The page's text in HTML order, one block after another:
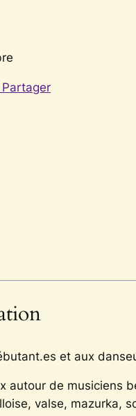
Partager
et aux
autour de musiciens
valse, mazurka,